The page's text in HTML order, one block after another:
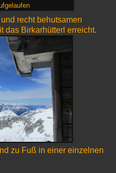
recht behutsamen
das Birkarhütterl erreicht.
zu Fuß in einer einzelnen